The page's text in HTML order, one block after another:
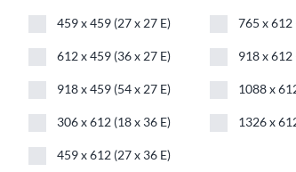
459 x 459 (27 x 27 E) 765 x 612
612 x 459 (36 x 27 E) 918 x 612
918 x 459 (54 x 27 E) 1088 x
306 x 612 (18 x 36 E) 1326 x
459 x 612 (27 x 36 E)